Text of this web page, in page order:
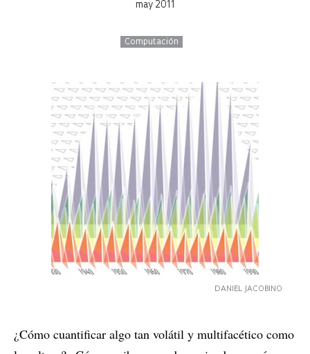
may 2011
Computación
DANIEL JACOBINO
¿Cómo cuantificar algo tan volátil y multifacético como